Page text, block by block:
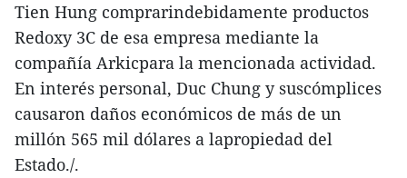
Tien Hung comprarindebidamente productos
Redoxy 3C de esa empresa mediante la
compañía Arkicpara la mencionada actividad.
En interés personal, Duc Chung y suscómplices
causaron daños económicos de más de un
millón 565 mil dólares a lapropiedad del
Estado./.